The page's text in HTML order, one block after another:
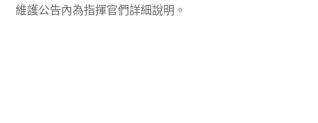
維護公告內為指揮官們詳細說明。